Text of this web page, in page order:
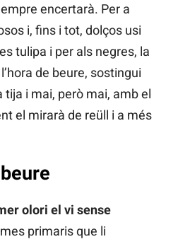
encertarà. Per a
i, fins i tot, dolços usi
tulipa i per als negres, la
de beure, sostingui
tija i mai, però mai, amb el
el mirarà de reüll i a més
olori el vi sense
primaris que li